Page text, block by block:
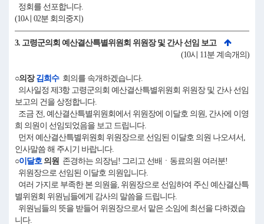
정회를 선포합니다.
(10시 02분 회의중지)
3. 고령군의회 예산결산특별위원회 위원장 및 간사 선임 보고
(10시 11분 계속개의)
○의장김희수회의를 속개하겠습니다.
의사일정 제3항 고령군의회 예산결산특별위원회 위원장 및 간사 선임
보고의 건을 상정합니다.
조금 전, 예산결산특별위원회에서 위원장에 이달호 의원, 간사에 이영
희 의원이 선임되었음을 보고 드립니다.
먼저 예산결산특별위원회 위원장으로 선임된 이달호 의원 나오셔서,
인사말씀 해 주시기 바랍니다.
○이달호의원 존경하는 의장님! 그리고 선배ㆍ동료의원 여러분!
위원장으로 선임된 이달호 의원입니다.
여러 가지로 부족한 본 의원을, 위원장으로 선임하여 주신 예산결산특
별위원회 위원님들에게 감사의 말씀을 드립니다.
위원님들의 뜻을 받들어 위원장으로서 맡은 소임에 최선을 다하겠습
니다.